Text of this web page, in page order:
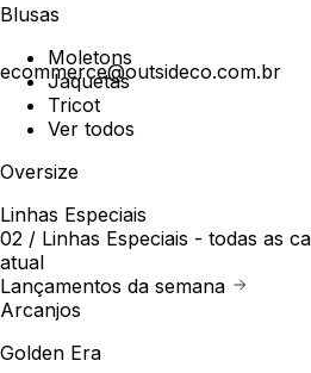
ecommerce@outsideco.com.br
Blusas
Moletons
Jaquetas
Tricot
Ver todos
Oversize
Linhas Especiais
02 / Linhas Especiais - todas as
atual
Lançamentos da semana
Arcanjos
Golden Era